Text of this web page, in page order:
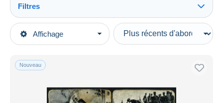
Affichage
Catégories principales
Chromos & Images
Cigarettes
Filtres
Types de vente
En cours
Prix fixes
Enchères avec offres
Maisons de vente
Nouveau